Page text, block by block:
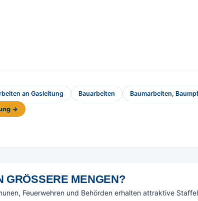
an Gasleitung Bauarbeiten Baumarbeiten,
→
MENGEN?
Feuerwehren und Behörden erhalten attraktive